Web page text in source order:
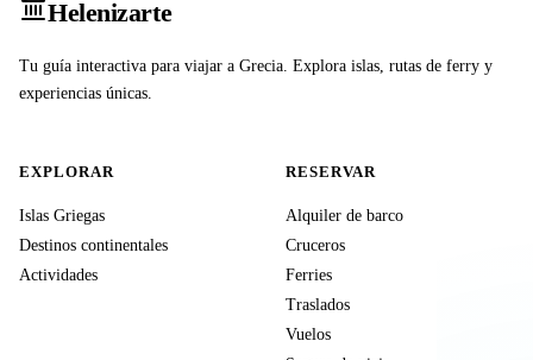
Helenizarte
Tu guía interactiva para viajar a Grecia. Explora islas, rutas de ferry y
experiencias únicas.
EXPLORAR
Islas Griegas
Destinos continentales
Actividades
RESERVAR
Alquiler de barco
Cruceros
Ferries
Traslados
Vuelos